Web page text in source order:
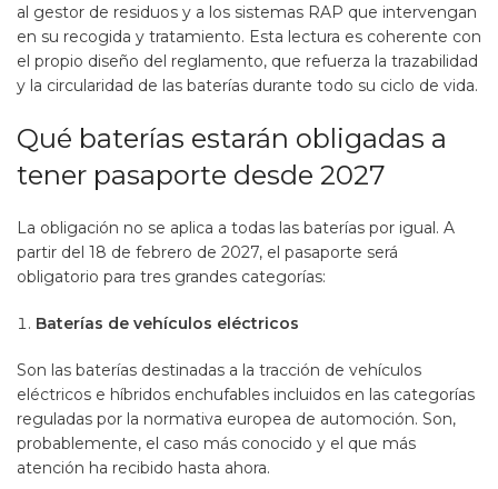
al gestor de residuos y a los sistemas RAP que intervengan
en su recogida y tratamiento. Esta lectura es coherente con
el propio diseño del reglamento, que refuerza la trazabilidad
y la circularidad de las baterías durante todo su ciclo de vida.
Qué baterías estarán obligadas a
tener pasaporte desde 2027
La obligación no se aplica a todas las baterías por igual. A
partir del 18 de febrero de 2027, el pasaporte será
obligatorio para tres grandes categorías:
Baterías de vehículos eléctricos
Son las baterías destinadas a la tracción de vehículos
eléctricos e híbridos enchufables incluidos en las categorías
reguladas por la normativa europea de automoción. Son,
probablemente, el caso más conocido y el que más
atención ha recibido hasta ahora.